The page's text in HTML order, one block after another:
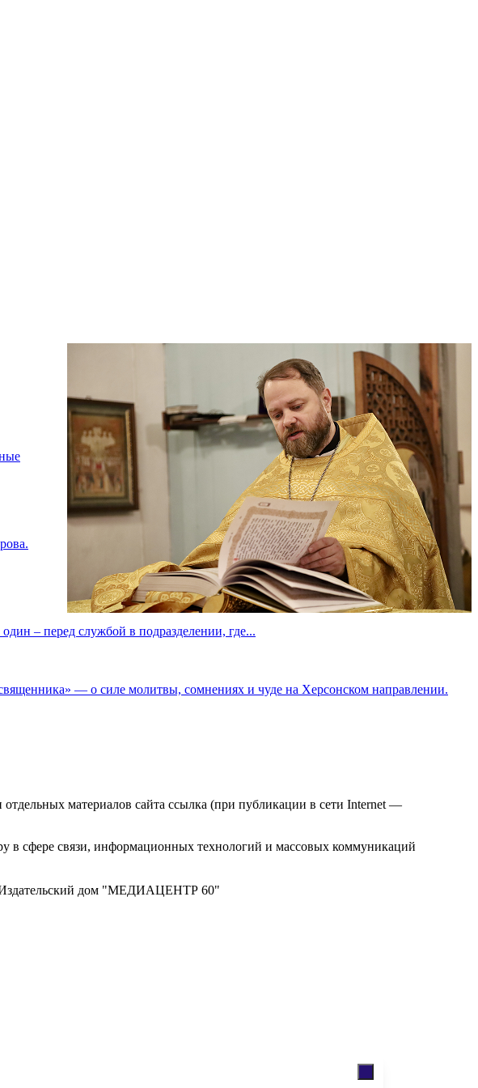
– перед службой в подразделении, где...
— о силе молитвы, сомнениях и чуде на Херсонском направлении.
материалов сайта ссылка (при публикации в сети Internet —
сфере связи, информационных технологий и массовых коммуникаций
Издательский дом "МЕДИАЦЕНТР 60"